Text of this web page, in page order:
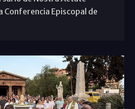
Conferencia Episcopal de